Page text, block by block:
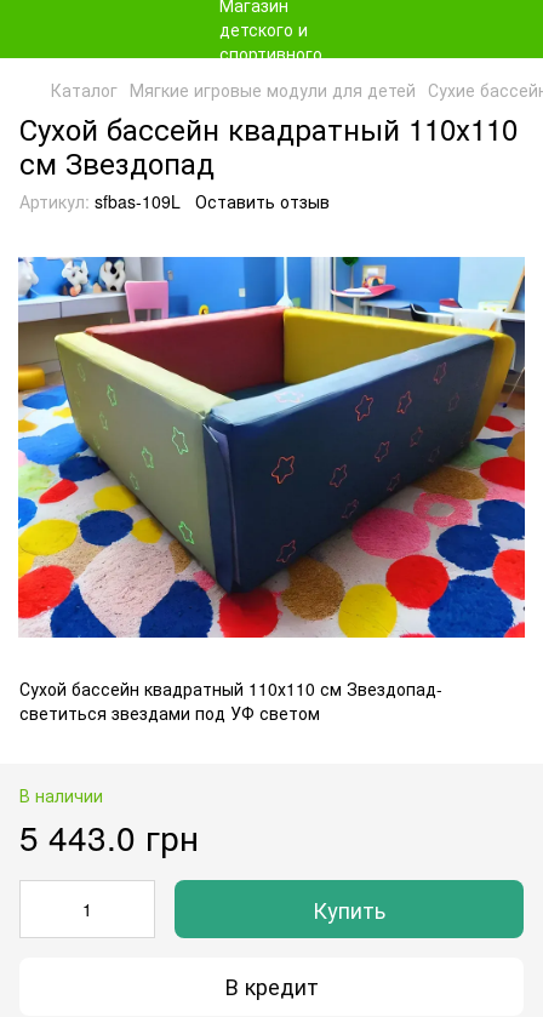
Каталог Мягкие игровые модули для детей Сухие
Сухой бассейн квадратный 110х110
см Звездопад
Артикул: sfbas-109L Оставить отзыв
Сухой бассейн квадратный 110х110 см Звездопад-
светиться звездами под УФ светом
В наличии
5 443.0 грн
Купить
В кредит